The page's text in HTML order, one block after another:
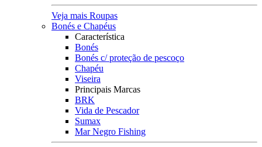
Veja mais Roupas
Bonés e Chapéus
Característica
Bonés
Bonés c/ proteção de pescoço
Chapéu
Viseira
Principais Marcas
BRK
Vida de Pescador
Sumax
Mar Negro Fishing